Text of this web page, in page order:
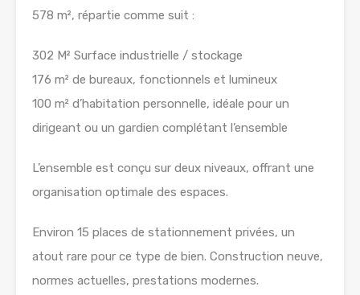
578 m², répartie comme suit :
302 M² Surface industrielle / stockage
176 m² de bureaux, fonctionnels et lumineux
100 m² d’habitation personnelle, idéale pour un
dirigeant ou un gardien complétant l’ensemble
L’ensemble est conçu sur deux niveaux, offrant une
organisation optimale des espaces.
Environ 15 places de stationnement privées, un
atout rare pour ce type de bien. Construction neuve,
normes actuelles, prestations modernes.